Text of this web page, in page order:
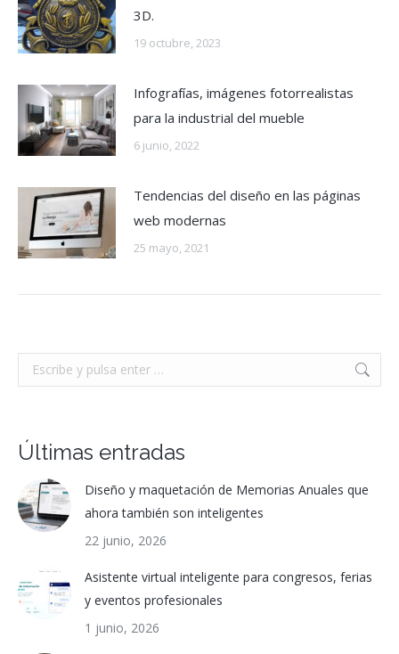
3D.
19 octubre, 2023
Infografías, imágenes fotorrealistas
para la industrial del mueble
6 junio, 2022
Tendencias del diseño en las páginas
web modernas
25 mayo, 2021
Buscar:
Últimas entradas
Diseño y maquetación de Memorias Anuales que
ahora también son inteligentes
22 junio, 2026
Asistente virtual inteligente para congresos, ferias
y eventos profesionales
1 junio, 2026